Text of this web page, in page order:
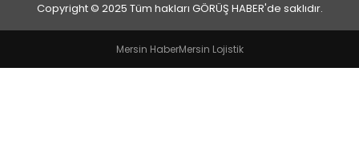
Copyright © 2025 Tüm hakları GÖRÜŞ HABER'de saklıdır.
Mersin HaberMersin Lojistik